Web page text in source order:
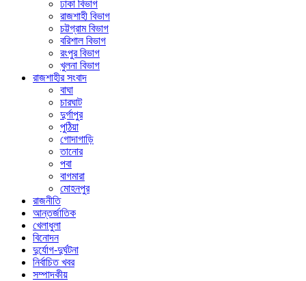
ঢাকা বিভাগ
রাজশাহী বিভাগ
চট্টগ্রাম বিভাগ
বরিশাল বিভাগ
রংপুর বিভাগ
খুলনা বিভাগ
রাজশাহীর সংবাদ
বাঘা
চারঘাট
দুর্গাপুর
পুঠিয়া
গোদাগাড়ি
তানোর
পবা
বাগমারা
মোহনপুর
রাজনীতি
আন্তর্জাতিক
খেলাধুলা
বিনোদন
দুর্যোগ-দুর্ঘটনা
নির্বাচিত খবর
সম্পাদকীয়